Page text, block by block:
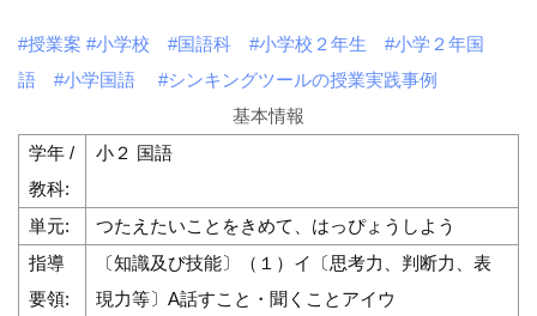
#授業案 #小学校 #国語科 #小学校２年生
#小学２年国
語
#小学国語
#シンキングツールの授業実践事例
基本情報
学年 /
教科:
小２ 国語
単元:
つたえたいことをきめて、はっぴょうしよう
指導
要領:
〔知識及び技能〕（１）イ〔思考力、判断力、表
現力等〕A話すこと・聞くことアイウ